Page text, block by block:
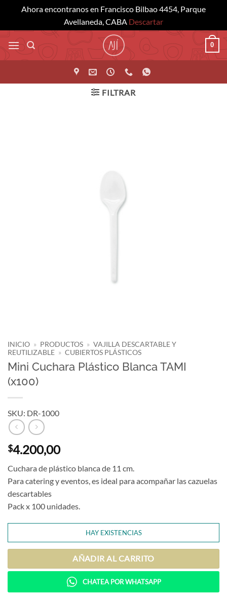
Ahora encontranos en Francisco Bilbao 4454, Parque
Avellaneda, CABA Descartar
Saltar
al
contenido
0
FILTRAR
INICIO » PRODUCTOS » VAJILLA DESCARTABLE Y
REUTILIZABLE » CUBIERTOS PLÁSTICOS
Mini Cuchara Plástico Blanca TAMI
(x100)
SKU: DR-1000
$4.200,00
Cuchara de plástico blanca de 11 cm.
Para catering y eventos, es ideal para acompañar las cazuelas
descartables
Pack x 100 unidades.
HAY EXISTENCIAS
AÑADIR AL CARRITO
CHATEA POR WHATSAPP